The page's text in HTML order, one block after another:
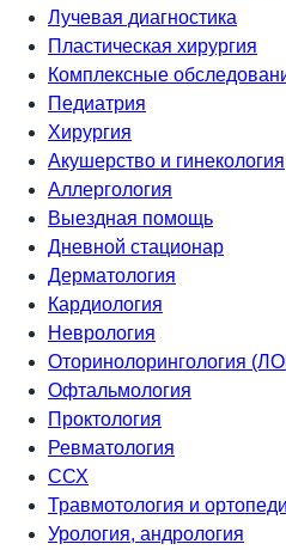
Лучевая диагностика
Пластическая хирургия
Комплексные
Педиатрия
Хирургия
Акушерство и гинекология
Аллергология
Выездная помощь
Дневной стационар
Дерматология
Кардиология
Неврология
Оторинолорингология
Офтальмология
Проктология
Ревматология
ССХ
Травмотология и
Урология, андрология